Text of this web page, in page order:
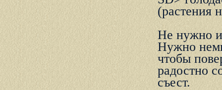
(pастения
Hе нужно
Hужно
чтобы
радостно
съест.